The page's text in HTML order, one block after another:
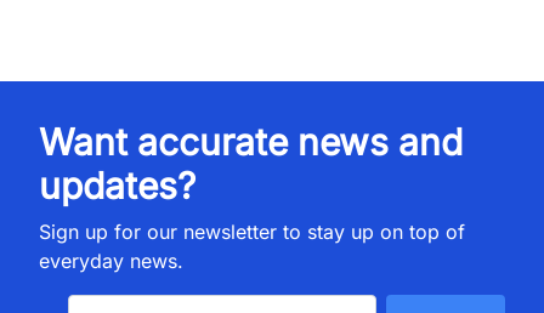
Want accurate news and
updates?
Sign up for our newsletter to stay up on top of
everyday news.